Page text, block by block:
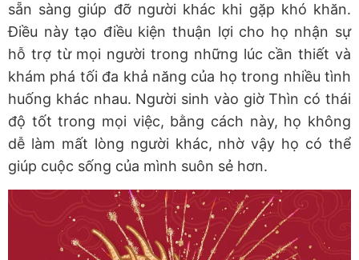
sẵn sàng giúp đỡ người khác khi gặp khó khăn.
Điều này tạo điều kiện thuận lợi cho họ nhận sự
hỗ trợ từ mọi người trong những lúc cần thiết và
khám phá tối đa khả năng của họ trong nhiều tình
huống khác nhau. Người sinh vào giờ Thìn có thái
độ tốt trong mọi việc, bằng cách này, họ không
dễ làm mất lòng người khác, nhờ vậy họ có thể
giúp cuộc sống của mình suôn sẻ hơn.